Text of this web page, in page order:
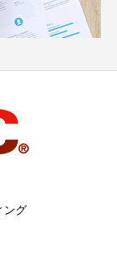
ング